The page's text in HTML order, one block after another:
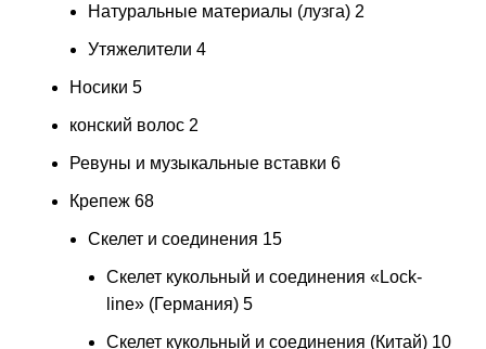
Натуральные материалы (лузга) 2
Утяжелители 4
Носики 5
конский волос 2
Ревуны и музыкальные вставки 6
Крепеж 68
Скелет и соединения 15
Скелет кукольный и соединения «Lock-
line» (Германия) 5
Скелет кукольный и соединения (Китай) 10